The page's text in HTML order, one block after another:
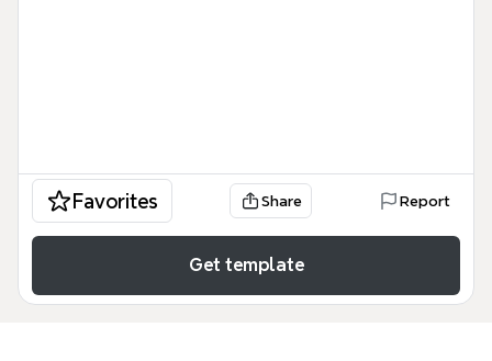
Favorites Share Report
Get template